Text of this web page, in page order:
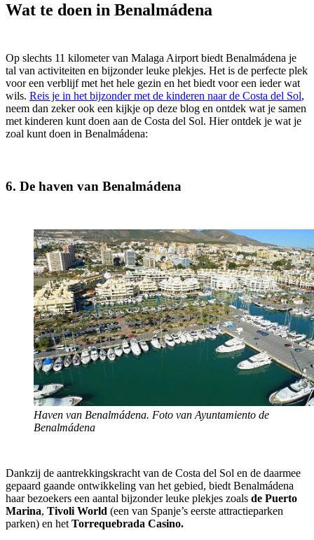
Wat te doen in Benalmádena
Op slechts 11 kilometer van Malaga Airport biedt Benalmádena je
tal van activiteiten en bijzonder leuke plekjes. Het is de perfecte plek
voor een verblijf met het hele gezin en het biedt voor een ieder wat
wils. Reis je in het bijzonder met de kinderen naar de Costa del Sol,
neem dan zeker ook een kijkje op deze blog en ontdek wat je samen
met kinderen kunt doen aan de Costa del Sol. Hier ontdek je wat je
zoal kunt doen in Benalmádena:
6. De haven van Benalmádena
Haven van Benalmádena. Foto van Ayuntamiento de
Benalmádena
Dankzij de aantrekkingskracht van de Costa del Sol en de daarmee
gepaard gaande ontwikkeling van het gebied, biedt Benalmádena
haar bezoekers een aantal bijzonder leuke plekjes zoals de Puerto
Marina, Tivoli World (een van Spanje’s eerste attractieparken
parken) en het Torrequebrada Casino.